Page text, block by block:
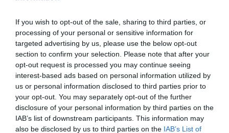
If you wish to opt-out of the sale, sharing to third parties, or
processing of your personal or sensitive information for
targeted advertising by us, please use the below opt-out
section to confirm your selection. Please note that after your
opt-out request is processed you may continue seeing
interest-based ads based on personal information utilized by
us or personal information disclosed to third parties prior to
your opt-out. You may separately opt-out of the further
disclosure of your personal information by third parties on the
IAB’s list of downstream participants. This information may
also be disclosed by us to third parties on the IAB’s List of
Καύσωνας και πολλά μποφόρ
αύριο στην Εύβοια! Συνεδρίασε η
επιτροπή εκτίμησης κινδύνου
08.08.2026 | 12:00
Εύβοια: Οι ισχυροί άνεμοι
έσπασαν μεγάλο πεύκο σε αυλή
εκκλησίας
08.08.2026 | 11:40